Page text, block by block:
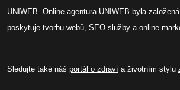
UNIWEB. Online agentura UNIWEB byla
poskytuje tvorbu webů, SEO služby a online
Sledujte také náš portál o zdraví a životním stylu